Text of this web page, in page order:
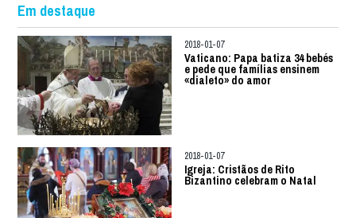
Em destaque
2018-01-07
Vaticano: Papa batiza 34 bebés
e pede que famílias ensinem
«dialeto» do amor
2018-01-07
Igreja: Cristãos de Rito
Bizantino celebram o Natal